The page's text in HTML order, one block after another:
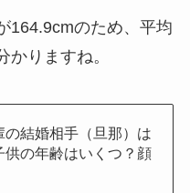
164.9cmのため、平均
かりますね。
の結婚相手（旦那）は
供の年齢はいくつ？顔